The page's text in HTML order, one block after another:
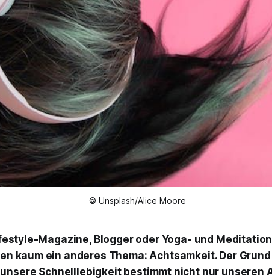
© Unsplash/Alice Moore
Magazine, Blogger oder Yoga- und
kaum ein anderes Thema: Achtsamkeit. Der
Schnelllebigkeit bestimmt nicht nur unseren